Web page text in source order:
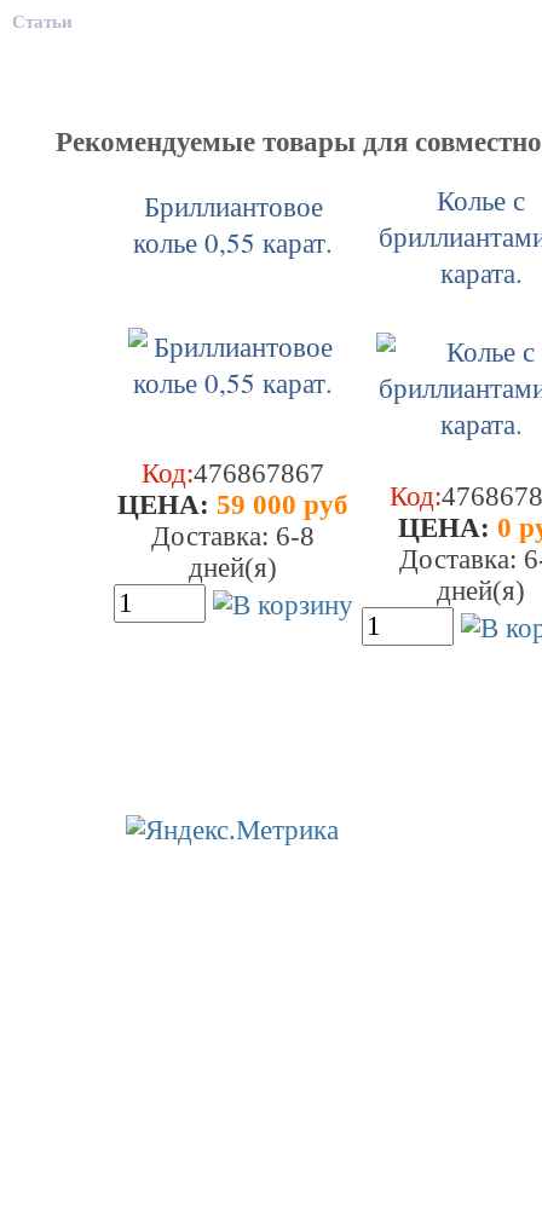
Статьи
Рекомендуемые товары для
Бриллиантовое
колье 0,55 карат.
Код:476867867
ЦEHA: 59 000 руб
Доставка: 6-8
дней(я)
Колье с
карата.
Код:
ЦEHA: 0
Доставка:
дней(я)